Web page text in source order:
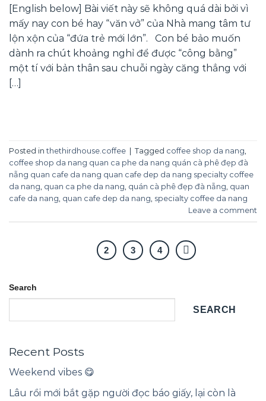
[English below] Bài viết này sẽ không quá dài bởi vì
mấy nay con bé hay “văn vở” của Nhà mang tâm tư
lộn xộn của “đứa trẻ mới lớn”. Con bé bảo muốn
dành ra chút khoảng nghỉ để được “công bằng”
một tí với bản thân sau chuỗi ngày căng thẳng với
[…]
Posted inthethirdhouse.coffee Tagged coffee shop da nang
coffee shop da nang quan ca phe da nang quán cà phê đẹp đà
nẵng quan cafe da nang quan cafe dep da nang specialty coffee
da nang quan ca phe da nang quán cà phê đẹp đà nẵng quan
cafe da nang quan cafe dep da nang specialty coffee da nang
Leave a comment
2 3 4
Search
SEARCH
Recent Posts
Weekend vibes 😋
Lâu rồi mới bắt gặp người đọc báo giấy, lại còn là